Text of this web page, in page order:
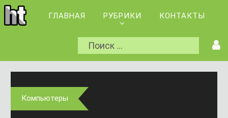
ГЛАВНАЯ РУБРИКИ КОНТАКТЫ
Компьютеры